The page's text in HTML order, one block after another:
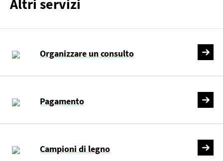
Altri servizi
Organizzare un consulto
Pagamento
Campioni di legno